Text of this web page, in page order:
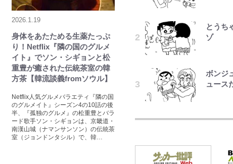
2026.1.19
身体をあたためる生薬たっぷ
り！Netflix『隣の国のグルメ
イト』でソン・シギョンと松
重豊が癒された伝統茶室の韓
方茶【韓流談義fromソウル】
Netflix人気グルメバラエティ『隣の国
のグルメイト』シーズン4の10話の後
半、『孤独のグルメ』の松重豊とバラ
ード歌手ソン・シギョンは、京畿道・
南漢山城（ナマンサンソン）の伝統茶
室（ジョンドンタシル）で、韓…
第56話
とうち
ゾ
ボンジ
ュース
里が語
響と今
ちた日